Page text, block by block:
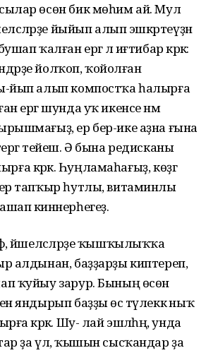
өсөн бик мөһим ай. Мул
йыйып алып эшкәртеүҙән
ҡалған ергә лә иғтибар кәрәк:
йолҡоп, ҡойолған
йып алып компостҡа һалырға
ергә шунда уҡ икенсе нәмә
ер бер-ике аҙна ғына
тейеш. Ә бына редисканы
кәрәк. Һуңламаһағыҙ, көҙгә
тапҡыр һутлы, витаминлы
кинәнерһегеҙ.
йәшелсәләрҙе ҡышҡылыҡҡа
алдынан, баҙҙарҙы киптереп,
ҡуйыу зарур. Бының өсөн
яндырып баҙҙы өс тәүлеккә ныҡ
кәрәк. Шу- лай эшләһәң, унда
ҙа үлә, ҡышын сысҡандар ҙа